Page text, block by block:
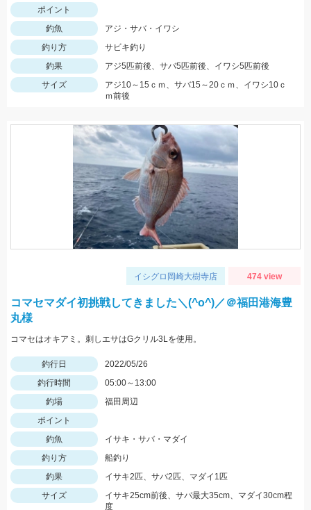
ポイント
釣魚
アジ・サバ・イワシ
釣り方
サビキ釣り
釣果
アジ5匹前後、サバ5匹前後、イワシ5匹前後
サイズ
アジ10～15ｃｍ、サバ15～20ｃｍ、イワシ10ｃ
ｍ前後
イシグロ岡崎大樹寺店 474 view
コマセマダイ初挑戦してきました＼(^o^)／＠福田港海豊
丸様
コマセはオキアミ。刺しエサはGクリル3Lを使用。
釣行日
2022/05/26
釣行時間
05:00～13:00
釣場
福田周辺
ポイント
釣魚
イサキ・サバ・マダイ
釣り方
船釣り
釣果
イサキ2匹、サバ2匹、マダイ1匹
サイズ
イサキ25cm前後、サバ最大35cm、マダイ30cm程
度